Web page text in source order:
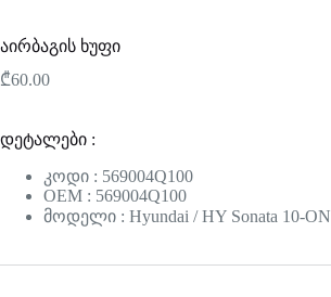
აირბაგის ხუფი
₾60.00
დეტალები :
კოდი : 569004Q100
OEM : 569004Q100
მოდელი : Hyundai / HY Sonata 10-ON